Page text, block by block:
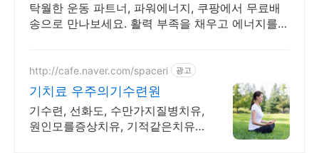
탁월한 운동 파트너, 파워에너지, 쿠팡에서 무료배
송으로 만나보세요. 활력 부족을 채우고 에너지를
http://cafe.naver.com/spaceri 광고
기치료 우주의기수련원
기수련, 선화도, 수만가지질병치유,
원인모를증상치유, 기적같은치유